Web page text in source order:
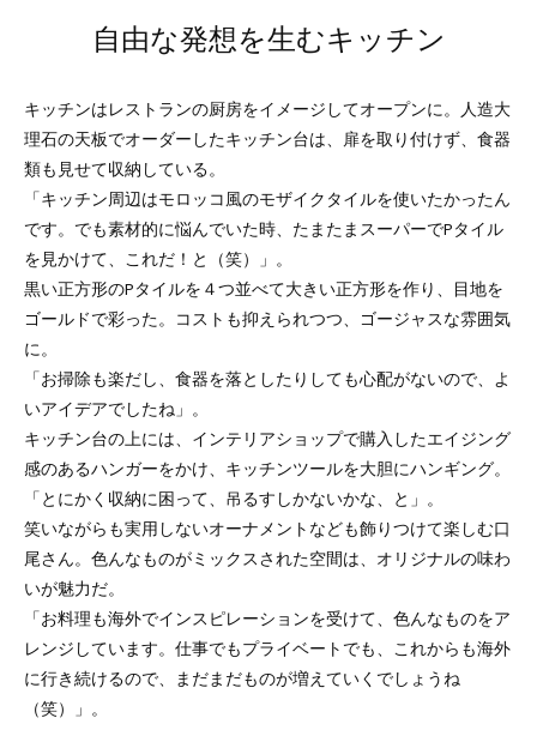
自由な発想を生むキッチン
キッチンはレストランの厨房をイメージしてオープンに。人造大
理石の天板でオーダーしたキッチン台は、扉を取り付けず、食器
類も見せて収納している。
「キッチン周辺はモロッコ風のモザイクタイルを使いたかったん
です。でも素材的に悩んでいた時、たまたまスーパーでPタイル
を見かけて、これだ！と（笑）」。
黒い正方形のPタイルを４つ並べて大きい正方形を作り、目地を
ゴールドで彩った。コストも抑えられつつ、ゴージャスな雰囲気
に。
「お掃除も楽だし、食器を落としたりしても心配がないので、よ
いアイデアでしたね」。
キッチン台の上には、インテリアショップで購入したエイジング
感のあるハンガーをかけ、キッチンツールを大胆にハンギング。
「とにかく収納に困って、吊るすしかないかな、と」。
笑いながらも実用しないオーナメントなども飾りつけて楽しむ口
尾さん。色んなものがミックスされた空間は、オリジナルの味わ
いが魅力だ。
「お料理も海外でインスピレーションを受けて、色んなものをア
レンジしています。仕事でもプライベートでも、これからも海外
に行き続けるので、まだまだものが増えていくでしょうね
（笑）」。